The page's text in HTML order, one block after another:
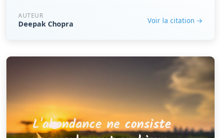
AUTEUR
Deepak Chopra Voir la citation →